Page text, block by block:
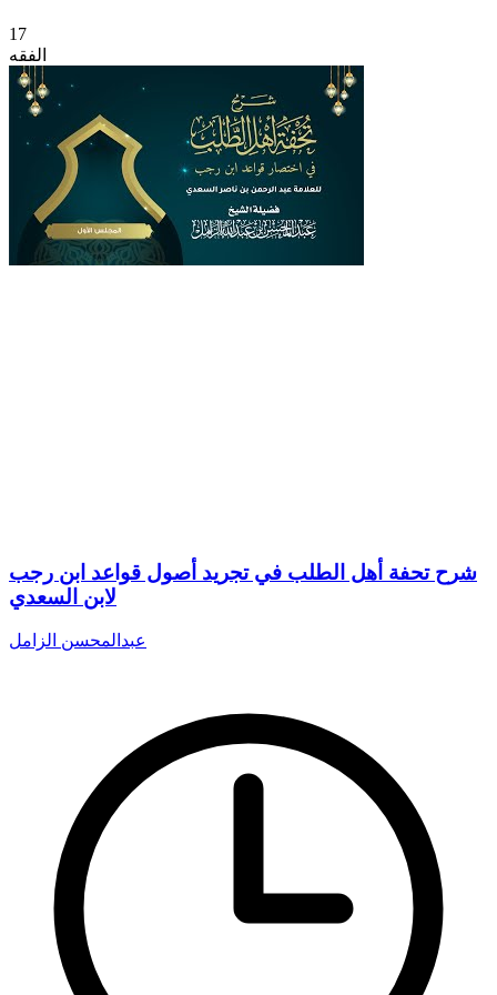
17
الفقه
شرح تحفة أهل الطلب في تجريد أصول قواعد ابن رجب
لابن السعدي
عبدالمحسن الزامل